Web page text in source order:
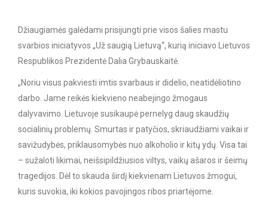
Džiaugiamės galėdami prisijungti prie visos šalies mastu
svarbios iniciatyvos „Už saugią Lietuvą“, kurią iniciavo Lietuvos
Respublikos Prezidentė Dalia Grybauskaitė.
„Noriu visus pakviesti imtis svarbaus ir didelio, neatidėliotino
darbo. Jame reikės kiekvieno neabejingo žmogaus
dalyvavimo. Lietuvoje susikaupė pernelyg daug skaudžių
socialinių problemų. Smurtas ir patyčios, skriaudžiami vaikai ir
savižudybės, priklausomybės nuo alkoholio ir kitų ydų. Visa tai
– sužaloti likimai, neišsipildžiusios viltys, vaikų ašaros ir šeimų
tragedijos. Dėl to skauda širdį kiekvienam Lietuvos žmogui,
kuris suvokia, iki kokios pavojingos ribos priartėjome.